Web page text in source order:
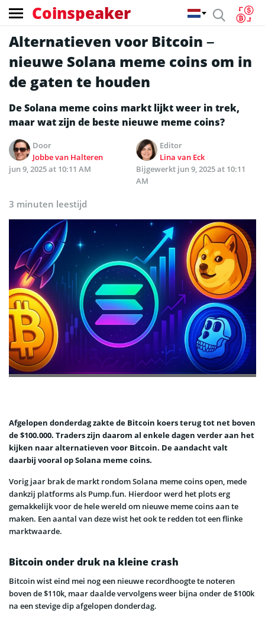
Coinspeaker
Alternatieven voor Bitcoin –
nieuwe Solana meme coins om in
de gaten te houden
De Solana meme coins markt lijkt weer in trek,
maar wat zijn de beste nieuwe meme coins?
Door
Jobbe van Halteren
Editor
Lina van Eck
jun 9, 2025 at 10:11 AM
Bijgewerkt jun 9, 2025 at 10:11
AM
3 minuten leestijd
Afgelopen donderdag zakte de Bitcoin koers terug tot net boven
de $100.000. Traders zijn daarom al enkele dagen verder aan het
kijken naar alternatieven voor Bitcoin. De aandacht valt
daarbij vooral op Solana meme coins.
Vorig jaar brak de markt rondom Solana meme coins open, mede
dankzij platforms als Pump.fun. Hierdoor werd het plots erg
gemakkelijk voor de hele wereld om nieuwe meme coins aan te
maken. Een aantal van deze wist het ook te redden tot een flinke
marktwaarde.
Bitcoin onder druk na kleine crash
Bitcoin wist eind mei nog een nieuwe recordhoogte te noteren
boven de $110k, maar daalde vervolgens weer bijna onder de $100k
na een stevige dip afgelopen donderdag.